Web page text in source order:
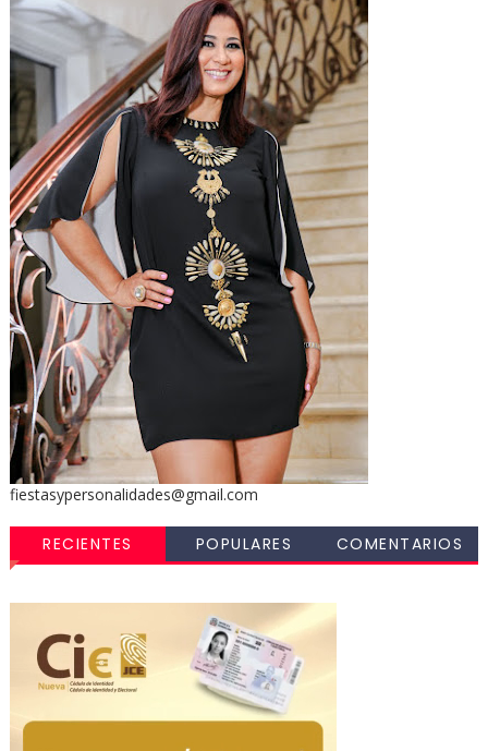
fiestasypersonalidades@gmail.com
RECIENTES POPULARES COMENTARIOS